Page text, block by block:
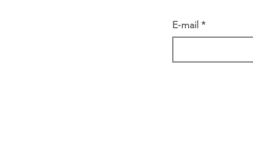
E-mail